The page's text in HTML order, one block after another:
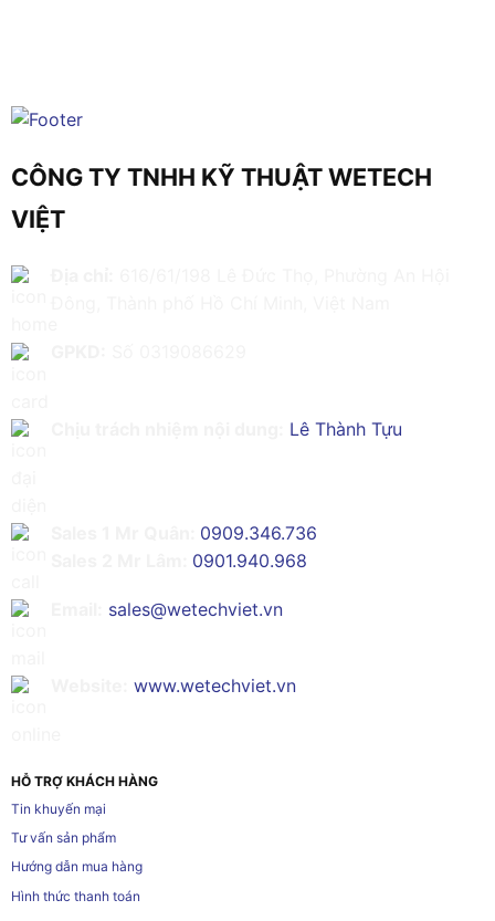
CÔNG TY TNHH KỸ THUẬT WETECH
VIỆT
Lê Thành Tựu
0909.346.736
0901.940.968
sales@wetechviet.vn
www.wetechviet.vn
HỖ TRỢ KHÁCH HÀNG
Tin khuyến mại
Tư vấn sản phẩm
Hướng dẫn mua hàng
Hình thức thanh toán